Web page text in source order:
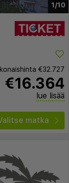
1/10
€32.727
€16.364
lue lisää
matka